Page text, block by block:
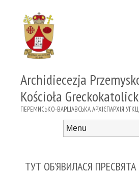
Archidiecezja
Kościoła
ПЕРЕМИСЬКО-ВАРШАВСЬКА АРХІЄПАРХІЯ УГКЦ
ТУТ ОБ’ЯВИЛАСЯ